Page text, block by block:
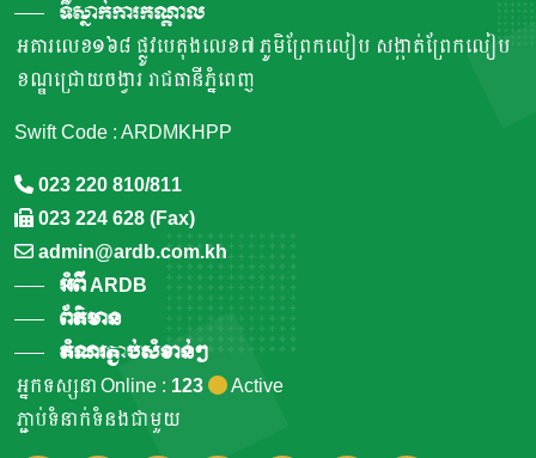
ទីស្នាក់ការកណ្តាល
អគារលេខ១៦៨ ផ្លូវបេតុងលេខ៧ ភូមិព្រែកលៀប សង្កាត់ព្រែកលៀប
ខណ្ឌជ្រោយចង្វារ រាជធានីភ្នំពេញ
Swift Code : ARDMKHPP
023 220 810/811
023 224 628 (Fax)
admin@ardb.com.kh
អំពី ARDB
ព័ត៌មាន
តំណរភ្ជាប់សំខាន់ៗ
អ្នកទស្សនា Online : 123
Active
ភ្ជាប់ទំនាក់ទំនងជាមួយ